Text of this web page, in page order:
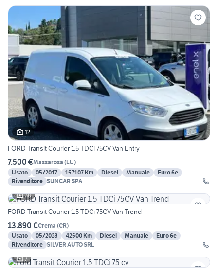
12
FORD Transit Courier 1.5 TDCi 75CV Van Entry
7.500 €Massarosa (LU)
Usato
05/2017 157107 Km Diesel Manuale
Euro 6e
Rivenditore SUNCAR SPA
30
FORD Transit Courier 1.5 TDCi 75CV Van Trend
13.890 €Crema (CR)
Usato
05/2023 42500 Km Diesel Manuale
Euro 6e
Rivenditore SILVER AUTO SRL
7